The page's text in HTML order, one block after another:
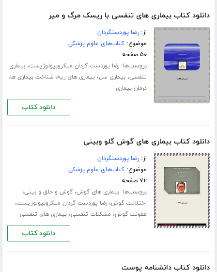
دانلود کتاب بیماری های تنفسی با ریسک مرگ و میر
از:رضا پوردستگردان
موضوع:کتاب‌های علوم پزشکی
۵۰ صفحه
برچسب‌ها:رضا پوردست گردان میکروبیولوژیست،بیماری
تنفسی،بیماری سل،بیماری های ریه،شناخت بیماری ها،
درمان بیماری
دانلود کتاب
دانلود کتاب بیماری های گوش گلو وبینی
از:رضا پوردستگردان
موضوع:کتاب‌های علوم پزشکی
۷۲ صفحه
برچسب‌ها:بیماری های گوش،گوش و حلق و بینی،
اختلالات گوش،رضا پوردست گردان میکروبیولوژیست،
عفونت گوش، مشکلات تنفسی،بیماری های تنفسی
دانلود کتاب
دانلود کتاب دانشنامه پوست